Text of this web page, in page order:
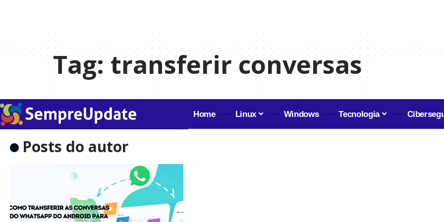
Tag:transferir conversas
Home Linux Windows Tecnologia
Posts do autor